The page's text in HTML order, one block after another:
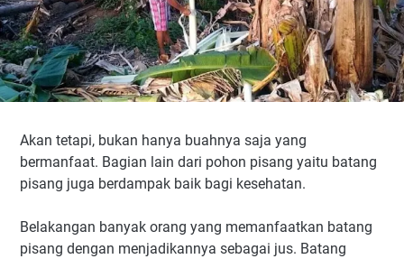
Akan tetapi, bukan hanya buahnya saja yang
bermanfaat. Bagian lain dari pohon pisang yaitu batang
pisang juga berdampak baik bagi kesehatan.
Belakangan banyak orang yang memanfaatkan batang
pisang dengan menjadikannya sebagai jus. Batang